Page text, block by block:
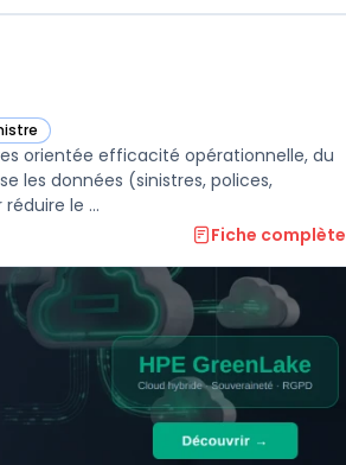
cette catégorie
orientée efficacité opérationnelle, du
les données (sinistres, polices,
le ...
Fiche complète